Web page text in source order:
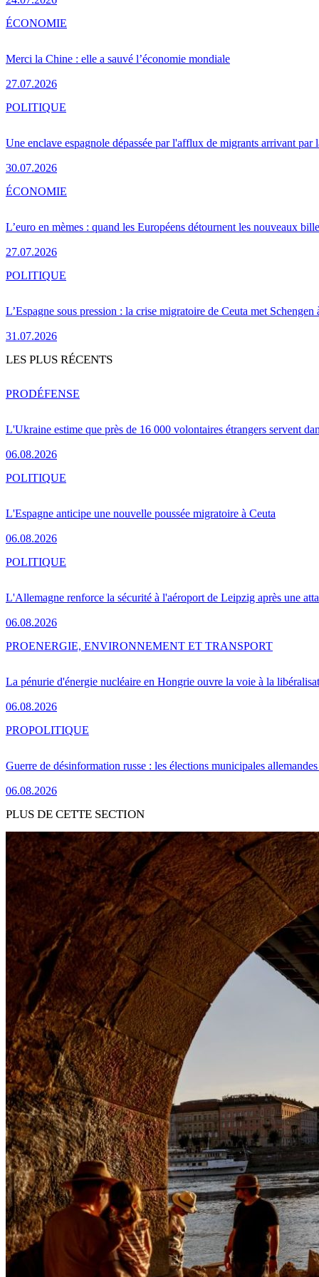
Merci la Chine : elle a sauvé l’économie mondiale
27.07.2026
ÉCONOMIE
Une enclave espagnole dépassée par l'afflux de migrants arrivant par
30.07.2026
POLITIQUE
L’euro en mèmes : quand les Européens détournent les nouveaux
27.07.2026
ÉCONOMIE
L’Espagne sous pression : la crise migratoire de Ceuta met Schengen
31.07.2026
POLITIQUE
LES PLUS RÉCENTS
L'Ukraine estime que près de 16 000 volontaires étrangers servent
06.08.2026
PRODÉFENSE
L'Espagne anticipe une nouvelle poussée migratoire à Ceuta
06.08.2026
POLITIQUE
L'Allemagne renforce la sécurité à l'aéroport de Leipzig après une
06.08.2026
POLITIQUE
La pénurie d'énergie nucléaire en Hongrie ouvre la voie à la
06.08.2026
PROENERGIE, ENVIRONNEMENT ET TRANSPORT
Guerre de désinformation russe : les élections municipales
06.08.2026
PROPOLITIQUE
PLUS DE CETTE SECTION